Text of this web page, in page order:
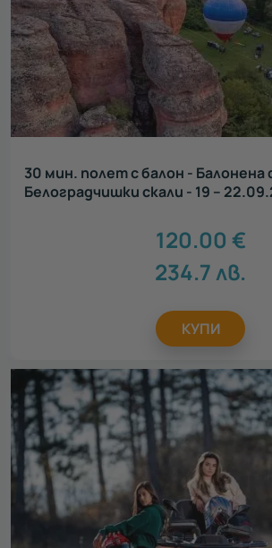
30 мин. полет с балон -
Белоградчишки скали - 19 –
120.00 €
234.7лв.
КУПИ